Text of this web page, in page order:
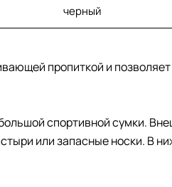
черный
пропиткой и
спортивной сумки.
или запасные носки. В